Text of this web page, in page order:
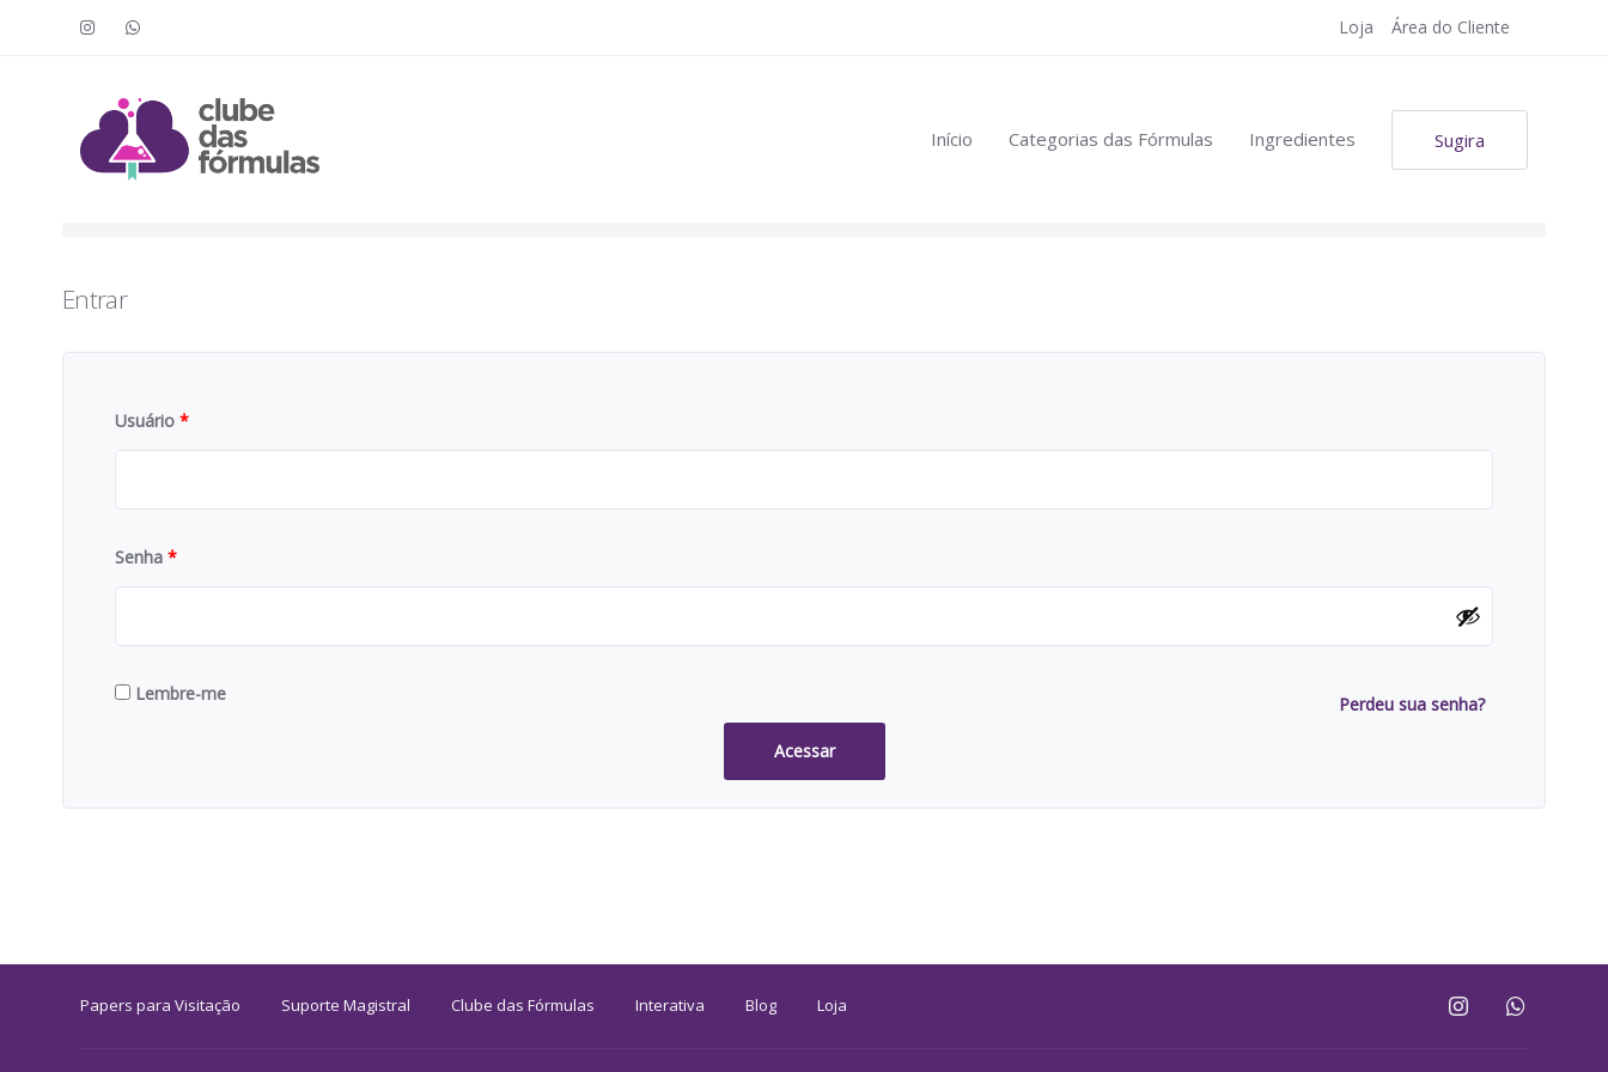
Loja Área do Cliente
Início Categorias das Fórmulas Ingredientes Sugira
Entrar
Usuário *
Senha *
Lembre-me
Acessar
Perdeu sua senha?
Papers para Visitação Suporte Magistral Clube das Fórmulas Interativa Blog Loja